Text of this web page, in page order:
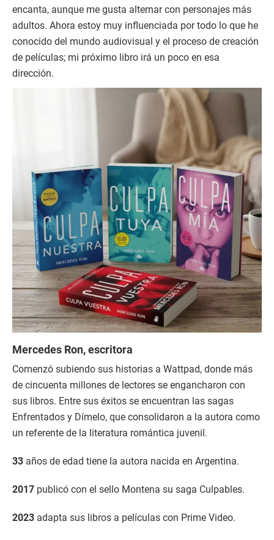
encanta, aunque me gusta alternar con personajes más
adultos. Ahora estoy muy influenciada por todo lo que he
conocido del mundo audiovisual y el proceso de creación
de películas; mi próximo libro irá un poco en esa
dirección.
Mercedes Ron, escritora
Comenzó subiendo sus historias a Wattpad, donde más
de cincuenta millones de lectores se engancharon con
sus libros. Entre sus éxitos se encuentran las sagas
Enfrentados y Dímelo, que consolidaron a la autora como
un referente de la literatura romántica juvenil.
33 años de edad tiene la autora nacida en Argentina.
2017 publicó con el sello Montena su saga Culpables.
2023 adapta sus libros a películas con Prime Video.